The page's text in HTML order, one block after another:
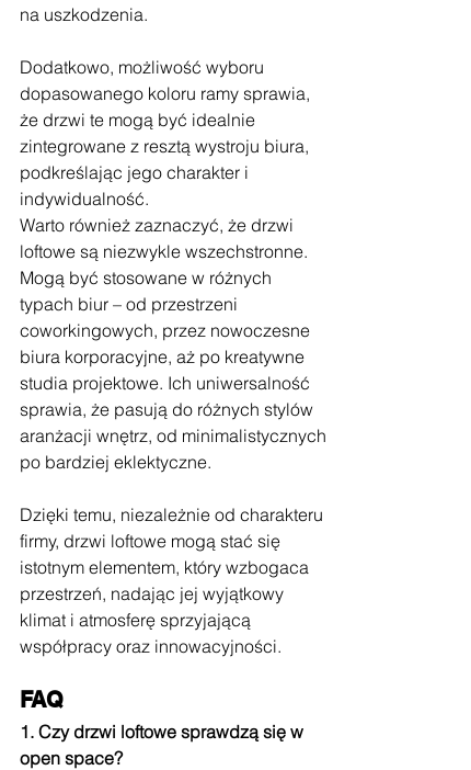
na uszkodzenia.
Dodatkowo, możliwość wyboru
dopasowanego koloru ramy sprawia,
że drzwi te mogą być idealnie
zintegrowane z resztą wystroju biura,
podkreślając jego charakter i
indywidualność.
Warto również zaznaczyć, że drzwi
loftowe są niezwykle wszechstronne.
Mogą być stosowane w różnych
typach biur – od przestrzeni
coworkingowych, przez nowoczesne
biura korporacyjne, aż po kreatywne
studia projektowe. Ich uniwersalność
sprawia, że pasują do różnych stylów
aranżacji wnętrz, od minimalistycznych
po bardziej eklektyczne.
Dzięki temu, niezależnie od charakteru
firmy, drzwi loftowe mogą stać się
istotnym elementem, który wzbogaca
przestrzeń, nadając jej wyjątkowy
klimat i atmosferę sprzyjającą
współpracy oraz innowacyjności.
FAQ
1. Czy drzwi loftowe sprawdzą się w
open space?